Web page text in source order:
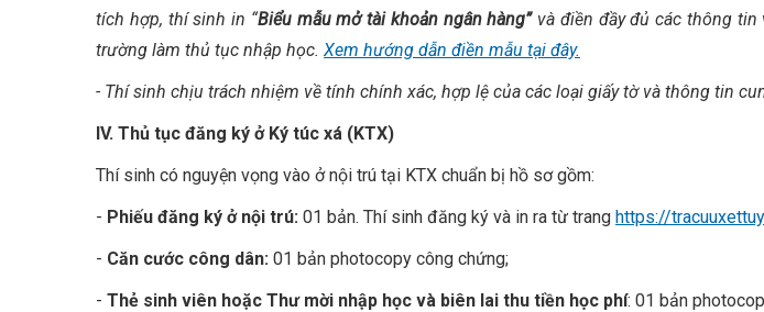
tích hợp, thí sinh in “Biểu mẫu mở tài khoản ngân hàng”và điền đầy đủ các thông tin
trường làm thủ tục nhập học. Xem hướng dẫn điền mẫu tại đây.
- Thí sinh chịu trách nhiệm về tính chính xác, hợp lệ của các loại giấy tờ và thông tin
IV. Thủ tục đăng ký ở Ký túc xá (KTX)
Thí sinh có nguyện vọng vào ở nội trú tại KTX chuẩn bị hồ sơ gồm:
- Phiếu đăng ký ở nội trú: 01 bản. Thí sinh đăng ký và in ra từ trang https://
- Căn cước công dân: 01 bản photocopy công chứng;
- Thẻ sinh viên hoặc Thư mời nhập học và biên lai thu tiền học phí: 01 bản